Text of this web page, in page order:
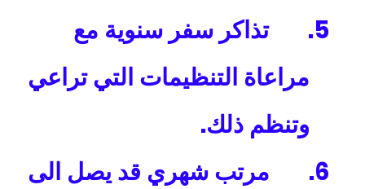
5.
تذاكر سفر سنوية مع
مراعاة التنظيمات التي تراعي
وتنظم ذلك.​
6.
مرتب شهري قد يصل الى